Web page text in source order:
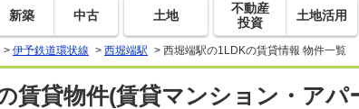
新築 中古 土地
不動産
投資
土地活用
> 伊予鉄道環状線 > 西堀端駅 > 西堀端駅の1LDKの賃貸情報 物件一覧
賃貸物件(賃貸マンション・アパ